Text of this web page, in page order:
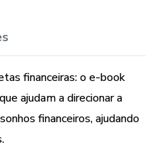
e
a você nos
como adotá-las no seu dia
financeiras: o e-book
ajudam a direcionar a
financeiros, ajudando